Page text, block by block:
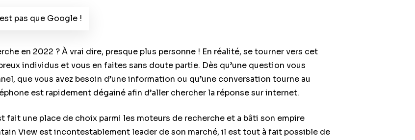
pas que Google !
en 2022 ? À vrai dire, presque plus personne ! En réalité, se tourner vers cet
individus et vous en faites sans doute partie. Dès qu’une question vous
que vous avez besoin d’une information ou qu’une conversation tourne au
est rapidement dégainé afin d’aller chercher la réponse sur internet.
fait une place de choix parmi les moteurs de recherche et a bâti son empire
View est incontestablement leader de son marché, il est tout à fait possible de